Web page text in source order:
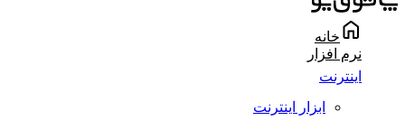
خانه
نرم افزار
اینترنت
ابزار اینترنت